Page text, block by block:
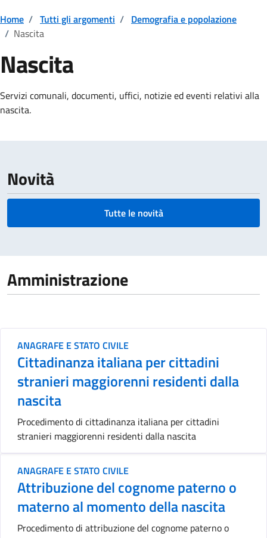
Home / Tutti gli argomenti / Demografia e popolazione
/ Nascita
Nascita
Dettagli della notizia
Servizi comunali, documenti, uffici, notizie ed eventi relativi alla
nascita.
Novità
Tutte le novità
Amministrazione
ANAGRAFE E STATO CIVILE
Cittadinanza italiana per cittadini
stranieri maggiorenni residenti dalla
nascita
Procedimento di cittadinanza italiana per cittadini
stranieri maggiorenni residenti dalla nascita
ANAGRAFE E STATO CIVILE
Attribuzione del cognome paterno o
materno al momento della nascita
Procedimento di attribuzione del cognome paterno o